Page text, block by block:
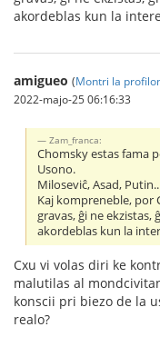
akordeblas kun la
amigueo (Montri la
2022-majo-25 06:16:33
Zam_franca:
Chomsky estas fama
Usono.
Miloseviĉ, Asad,
Kaj kompreneble, por
gravas, ĝi ne ekzistas,
akordeblas kun la
Cxu vi volas diri ke
malutilas al
konscii pri biezo de la
realo?